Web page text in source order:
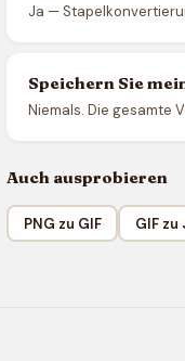
Ja —
Speichern Sie
Niemals. Die gesamte
Auch ausprobieren
PNG zu GIF GIF zu